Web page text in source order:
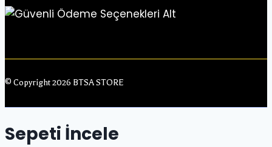
© Copyright 2026 BTSA STORE
Sepeti İncele